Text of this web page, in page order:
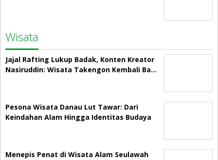
Wisata
Jajal Rafting Lukup Badak, Konten Kreator
Nasiruddin: Wisata Takengon Kembali Ba…
Pesona Wisata Danau Lut Tawar: Dari
Keindahan Alam Hingga Identitas Budaya
Menepis Penat di Wisata Alam Seulawah